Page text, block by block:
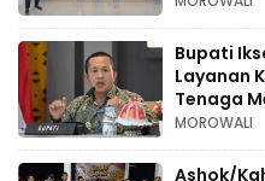
Bupati
Layanan
Tenaga
MOROWALI
Ashok/